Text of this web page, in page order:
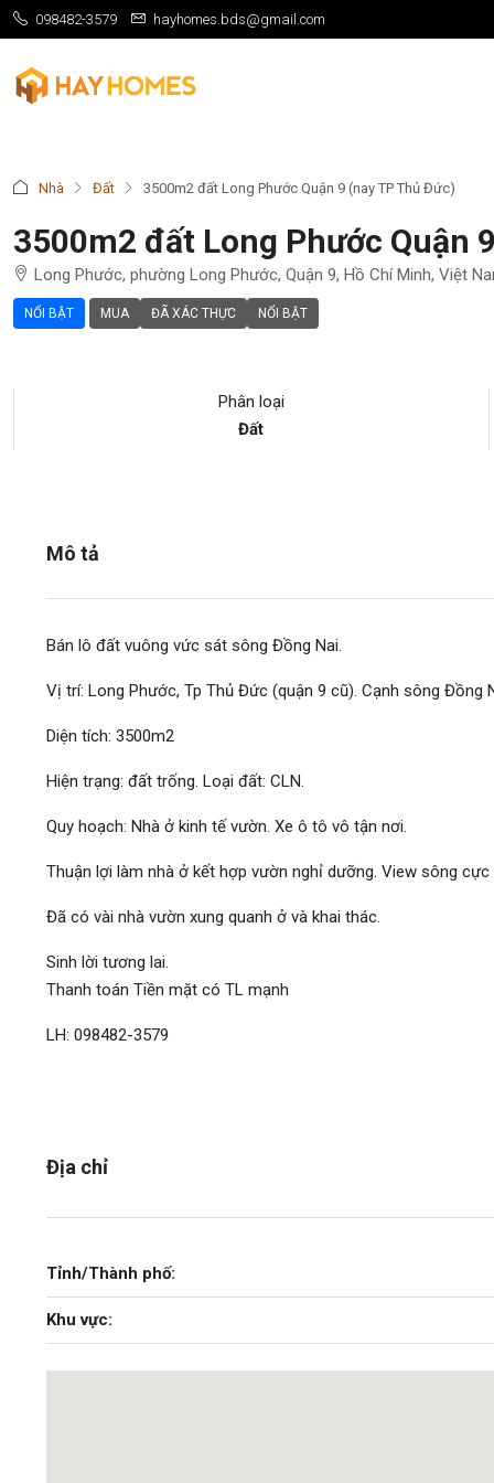
098482-3579 hayhomes.bds@gmail.com
Nhà Đất 3500m2 đất Long Phước Quận 9 (nay TP Thủ Đức)
3500m2 đất Long Phước Quận
Long Phước, phường Long Phước, Quận 9, Hồ Chí Minh, Việt
NỔI BẬT MUA ĐÃ XÁC THỰC NỔI BẬT
Phân loại
Đất
Mô tả
Bán lô đất vuông vức sát sông Đồng Nai.
Vị trí: Long Phước, Tp Thủ Đức (quận 9 cũ). Cạnh sông Đồng
Diện tích: 3500m2
Hiện trạng: đất trống. Loại đất: CLN.
Quy hoạch: Nhà ở kinh tế vườn. Xe ô tô vô tận nơi.
Thuận lợi làm nhà ở kết hợp vườn nghỉ dưỡng. View sông cực
Đã có vài nhà vườn xung quanh ở và khai thác.
Sinh lời tương lai.
Thanh toán Tiền mặt có TL mạnh
LH: 098482-3579
Địa chỉ
Tỉnh/Thành phố:
Khu vực: